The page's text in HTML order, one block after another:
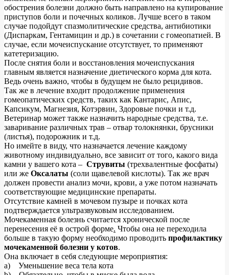
обострения болезни должно быть направлено на купирование
приступов боли и почечных коликов. Лучше всего в таком
случае подойдут спазмолитические средства, антибиотики
(Диспаркам, Гентамицин и др.) в сочетании с гомеопатией. В
случае, если мочеиспускание отсутствует, то применяют
катетеризацию.
После снятия боли и восстановления мочеиспускания
главным является назначение диетического корма для кота.
Ведь очень важно, чтобы в будущем не было рецидивов.
Так же в лечение входит продолжение применения
гомеопатических средств, таких как Кантарис, Апис,
Капсикум, Магнезия, Котэрвин, Здоровые почки и т.д.
Ветеринар может также назначить народные средства, т.е.
заваривание различных трав – отвар толокнянки, брусники
(листья), подорожник и т.д.
Но имейте в виду, что назначается лечение каждому
животному индивидуально, все зависит от того, какого вида
камни у вашего кота – Струвиты (трехвалентные фосфаты)
или же Оксалаты (соли щавелевой кислоты). Так же врач
должен провести анализ мочи, крови, а уже потом назначать
соответствующие медицинские препараты.
Отсутствие камней в мочевом пузыре и почках кота
подтверждается ультразвуковым исследованием.
Мочекаменная болезнь считается хронической после
перенесения её в острой форме. Чтобы она не переходила
больше в такую форму необходимо проводить профилактику
мочекаменной болезни у котов.
Она включает в себя следующие мероприятия:
a) Уменьшение веса тела кота